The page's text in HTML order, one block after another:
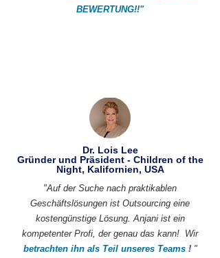
BEWERTUNG!!"
Dr. Lois Lee
Gründer und Präsident - Children of the
Night, Kalifornien, USA
"Auf der Suche nach praktikablen
Geschäftslösungen ist Outsourcing eine
kostengünstige Lösung. Anjani ist ein
kompetenter Profi, der genau das kann! Wir
betrachten ihn als Teil unseres Teams ! "